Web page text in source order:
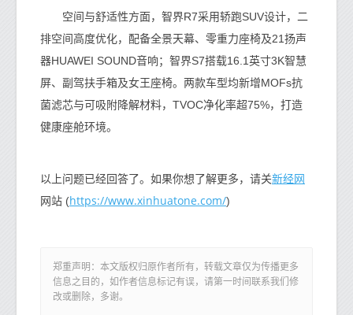
空间与舒适性方面，智界R7采用轿跑SUV设计，二
排空间高度优化，配备全景天幕、零重力座椅及21扬声
器HUAWEI SOUND音响；智界S7搭载16.1英寸3K智慧
屏、副驾扶手箱及女王座椅。两款车型均新增MOFs抗
菌滤芯与可吸附降解材料，TVOC净化率超75%，打造
健康座舱环境。
以上问题已经回答了。如果你想了解更多，请关新经网
网站 (https://www.xinhuatone.com/)
郑重声明：本文版权归原作者所有，转载文章仅为传播更多
信息之目的，如作者信息标记有误，请第一时间联系我们修
改或删除，多谢。